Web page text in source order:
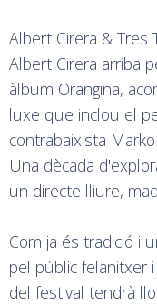
Albert Cirera & Tres
Albert Cirera arriba
àlbum Orangina,
luxe que inclou el
contrabaixista
Una dècada
un directe lliure,
Com ja és tradició i
pel públic felanitxer
del festival tendrà